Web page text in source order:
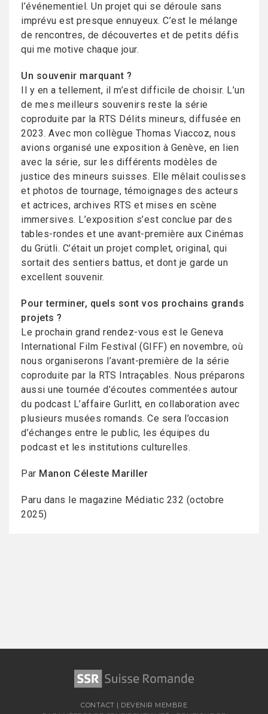
l’événementiel. Un projet qui se déroule sans
imprévu est presque ennuyeux. C’est le mélange
de rencontres, de découvertes et de petits défis
qui me motive chaque jour.
Un souvenir marquant ?
Il y en a tellement, il m’est difficile de choisir. L’un
de mes meilleurs souvenirs reste la série
coproduite par la RTS Délits mineurs, diffusée en
2023. Avec mon collègue Thomas Viaccoz, nous
avions organisé une exposition à Genève, en lien
avec la série, sur les différents modèles de
justice des mineurs suisses. Elle mêlait coulisses
et photos de tournage, témoignages des acteurs
et actrices, archives RTS et mises en scène
immersives. L’exposition s’est conclue par des
tables-rondes et une avant-première aux Cinémas
du Grütli. C’était un projet complet, original, qui
sortait des sentiers battus, et dont je garde un
excellent souvenir.
Pour terminer, quels sont vos prochains grands
projets ?
Le prochain grand rendez-vous est le Geneva
International Film Festival (GIFF) en novembre, où
nous organiserons l’avant-première de la série
coproduite par la RTS Intraçables. Nous préparons
aussi une tournée d’écoutes commentées autour
du podcast L’affaire Gurlitt, en collaboration avec
plusieurs musées romands. Ce sera l’occasion
d’échanges entre le public, les équipes du
podcast et les institutions culturelles.
Par Manon Céleste Mariller
Paru dans le magazine Médiatic 232 (octobre
2025)
CONTACT | DEVENIR MEMBRE